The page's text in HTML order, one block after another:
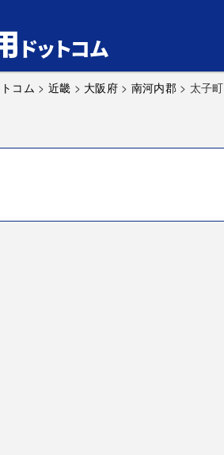
コム > 近畿 > 大阪府 > 南河内郡 > 太子町